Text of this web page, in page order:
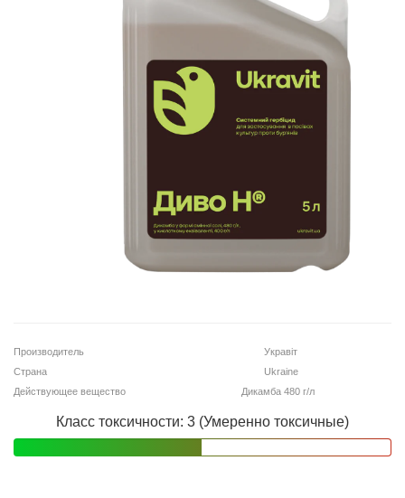
733 0
info@hectare.ua
Производитель
Укравіт
Страна
Ukraine
Действующее вещество
Дикамба 480 г/л
Класс токсичности: 3 (Умеренно токсичные)